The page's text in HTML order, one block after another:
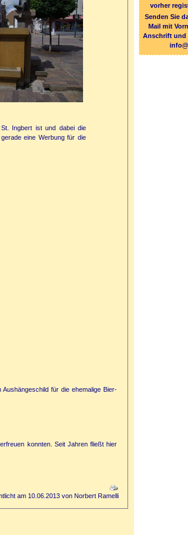
vorher
Senden Sie
Mail mit
Anschrift und
Ingbert ist und dabei die
eine Werbung für die
für die ehemalige Bier-
konnten. Seit Jahren fließt hier
am 10.06.2013 von Norbert Ramelli